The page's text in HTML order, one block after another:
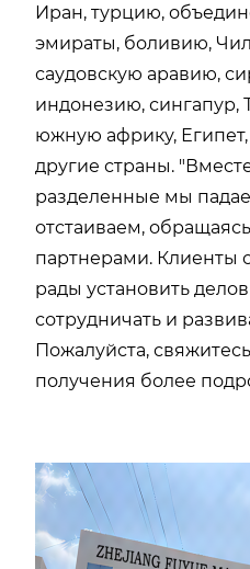
Иран, турцию,
эмираты, боливию,
саудовскую аравию,
индонезию, сингапур,
южную африку,
другие страны.
разделенные мы
отстаиваем,
партнерами. Клиенты
рады установить
сотрудничать и
Пожалуйста,
получения более